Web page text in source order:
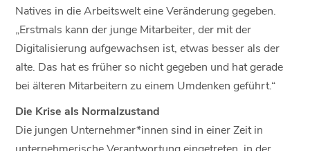
Natives in die Arbeitswelt eine Veränderung gegeben.
„Erstmals kann der junge Mitarbeiter, der mit der
Digitalisierung aufgewachsen ist, etwas besser als der
alte. Das hat es früher so nicht gegeben und hat gerade
bei älteren Mitarbeitern zu einem Umdenken geführt.“
Die Krise als Normalzustand
Die jungen Unternehmer*innen sind in einer Zeit in
unternehmerische Verantwortung eingetreten, in der